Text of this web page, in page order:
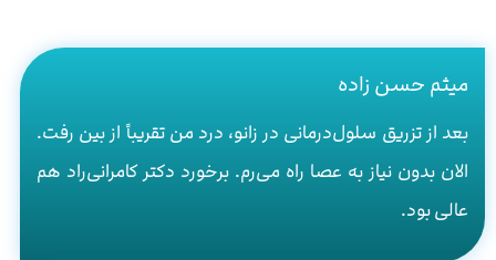
میثم حسن زاده
بعد از تزریق سلول‌درمانی در زانو، درد من تقریباً از بین رفت.
الان بدون نیاز به عصا راه می‌رم. برخورد دکتر کامرانی‌راد هم
عالی بود.